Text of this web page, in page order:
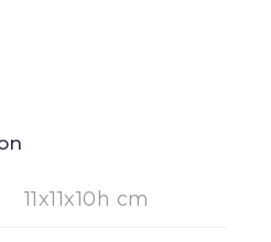
11x11x10h cm